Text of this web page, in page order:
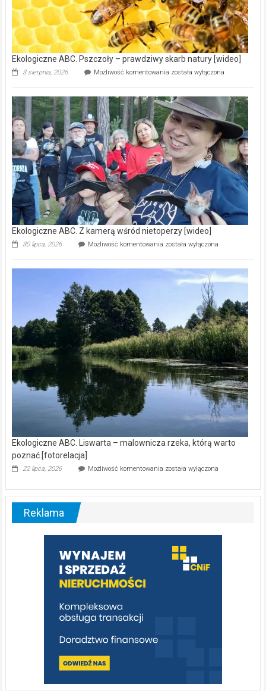
modernizację
oczyszczalni
ścieków
[wideo]
Ekologiczne ABC. Pszczoły – prawdziwy skarb natury [wideo]
3 sierpnia, 2026 Możliwość komentowania Ekologiczne
–
prawdziwy
skarb
natury
[wideo]
została wyłączona
Ekologiczne ABC. Z kamerą wśród nietoperzy [wideo]
30 lipca, 2026 Możliwość komentowania Ekologiczne
kamerą
wśród
została wyłączona
Ekologiczne ABC. Liswarta – malownicza rzeka, którą warto
poznać [fotorelacja]
22 lipca, 2026 Możliwość komentowania Ekologiczne
–
warto
poznać
[fotorelacja]
została wyłączona
Reklama